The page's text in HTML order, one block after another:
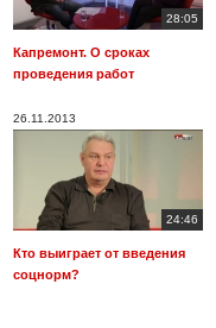
28:05
Капремонт. О сроках
проведения работ
26.11.2013
24:46
Кто выиграет от введения
соцнорм?